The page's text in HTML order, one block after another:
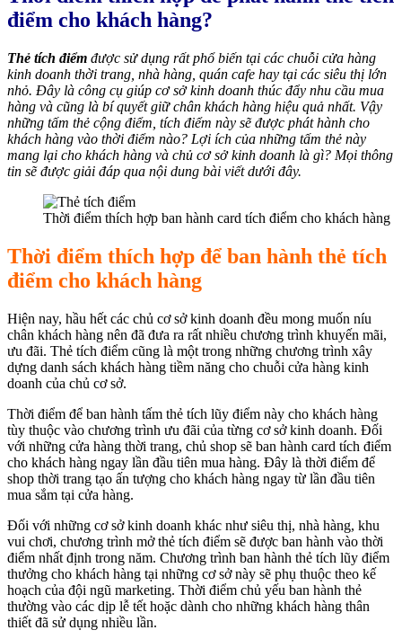
điểm cho khách hàng?
Thẻ tích điểm được sử dụng rất phổ biến tại các chuỗi cửa hàng
kinh doanh thời trang, nhà hàng, quán cafe hay tại các siêu thị lớn
nhỏ. Đây là công cụ giúp cơ sở kinh doanh thúc đẩy nhu cầu mua
hàng và cũng là bí quyết giữ chân khách hàng hiệu quả nhất. Vậy
những tấm thẻ cộng điểm, tích điểm này sẽ được phát hành cho
khách hàng vào thời điểm nào? Lợi ích của những tấm thẻ này
mang lại cho khách hàng và chủ cơ sở kinh doanh là gì? Mọi thông
tin sẽ được giải đáp qua nội dung bài viết dưới đây.
Thời điểm thích hợp ban hành card tích điểm cho khách hàng
Thời điểm thích hợp để ban hành thẻ tích
điểm cho khách hàng
Hiện nay, hầu hết các chủ cơ sở kinh doanh đều mong muốn níu
chân khách hàng nên đã đưa ra rất nhiều chương trình khuyến mãi,
ưu đãi. Thẻ tích điểm cũng là một trong những chương trình xây
dựng danh sách khách hàng tiềm năng cho chuỗi cửa hàng kinh
doanh của chủ cơ sở.
Thời điểm để ban hành tấm thẻ tích lũy điểm này cho khách hàng
tùy thuộc vào chương trình ưu đãi của từng cơ sở kinh doanh. Đối
với những cửa hàng thời trang, chủ shop sẽ ban hành card tích điểm
cho khách hàng ngay lần đầu tiên mua hàng. Đây là thời điểm để
shop thời trang tạo ấn tượng cho khách hàng ngay từ lần đầu tiên
mua sắm tại cửa hàng.
Đối với những cơ sở kinh doanh khác như siêu thị, nhà hàng, khu
vui chơi, chương trình mở thẻ tích điểm sẽ được ban hành vào thời
điểm nhất định trong năm. Chương trình ban hành thẻ tích lũy điểm
thưởng cho khách hàng tại những cơ sở này sẽ phụ thuộc theo kế
hoạch của đội ngũ marketing. Thời điểm chủ yếu ban hành thẻ
thường vào các dịp lễ tết hoặc dành cho những khách hàng thân
thiết đã sử dụng nhiều lần.